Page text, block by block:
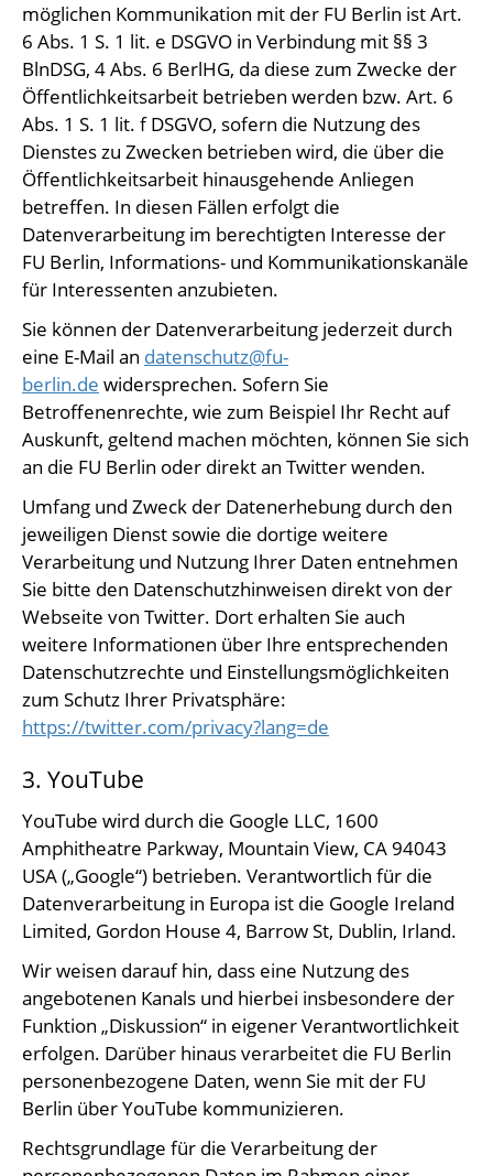
möglichen Kommunikation mit der FU Berlin ist Art.
6 Abs. 1 S. 1 lit. e DSGVO in Verbindung mit §§ 3
BlnDSG, 4 Abs. 6 BerlHG, da diese zum Zwecke der
Öffentlichkeitsarbeit betrieben werden bzw. Art. 6
Abs. 1 S. 1 lit. f DSGVO, sofern die Nutzung des
Dienstes zu Zwecken betrieben wird, die über die
Öffentlichkeitsarbeit hinausgehende Anliegen
betreffen. In diesen Fällen erfolgt die
Datenverarbeitung im berechtigten Interesse der
FU Berlin, Informations- und Kommunikationskanäle
für Interessenten anzubieten.
Sie können der Datenverarbeitung jederzeit durch
eine E-Mail an datenschutz@fu-
berlin.de widersprechen. Sofern Sie
Betroffenenrechte, wie zum Beispiel Ihr Recht auf
Auskunft, geltend machen möchten, können Sie sich
an die FU Berlin oder direkt an Twitter wenden.
Umfang und Zweck der Datenerhebung durch den
jeweiligen Dienst sowie die dortige weitere
Verarbeitung und Nutzung Ihrer Daten entnehmen
Sie bitte den Datenschutzhinweisen direkt von der
Webseite von Twitter. Dort erhalten Sie auch
weitere Informationen über Ihre entsprechenden
Datenschutzrechte und Einstellungsmöglichkeiten
zum Schutz Ihrer Privatsphäre:
https://twitter.com/privacy?lang=de
3. YouTube
YouTube wird durch die Google LLC, 1600
Amphitheatre Parkway, Mountain View, CA 94043
USA („Google“) betrieben. Verantwortlich für die
Datenverarbeitung in Europa ist die Google Ireland
Limited, Gordon House 4, Barrow St, Dublin, Irland.
Wir weisen darauf hin, dass eine Nutzung des
angebotenen Kanals und hierbei insbesondere der
Funktion „Diskussion“ in eigener Verantwortlichkeit
erfolgen. Darüber hinaus verarbeitet die FU Berlin
personenbezogene Daten, wenn Sie mit der FU
Berlin über YouTube kommunizieren.
Rechtsgrundlage für die Verarbeitung der